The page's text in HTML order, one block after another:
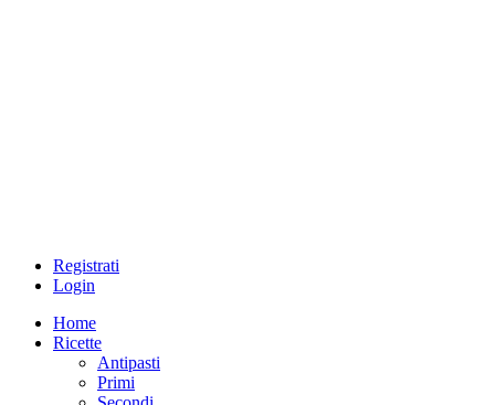
Registrati
Login
Home
Ricette
Antipasti
Primi